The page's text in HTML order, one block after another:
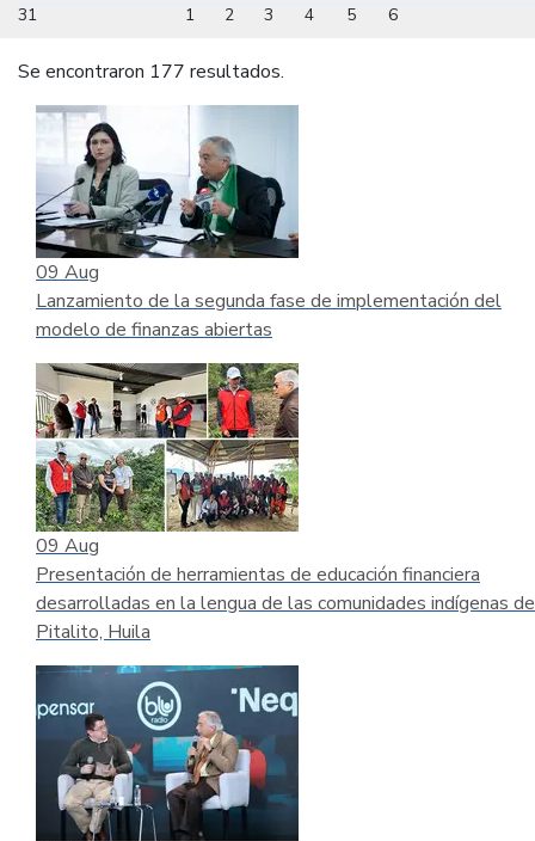
31
1 2 3 4 5 6
Se encontraron 177 resultados.
09 Aug
Lanzamiento de la segunda fase de implementación del
modelo de finanzas abiertas
09 Aug
Presentación de herramientas de educación financiera
desarrolladas en la lengua de las comunidades indígenas de
Pitalito, Huila